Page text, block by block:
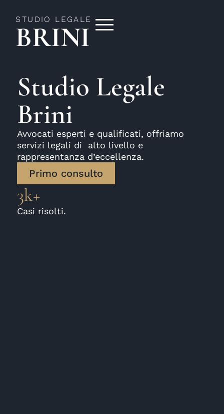
STUDIO LEGALE
BRINI
Studio Legale
Brini
Avvocati esperti e qualificati, offriamo
servizi legali di alto livello e
rappresentanza d’eccellenza.
Primo consulto
3k+
Casi risolti.